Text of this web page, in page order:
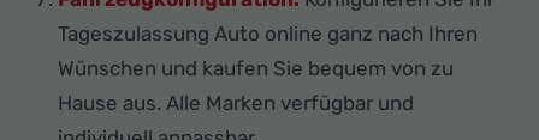
Tageszulassung Auto online ganz nach Ihren
Wünschen und kaufen Sie bequem von zu
Hause aus. Alle Marken verfügbar und